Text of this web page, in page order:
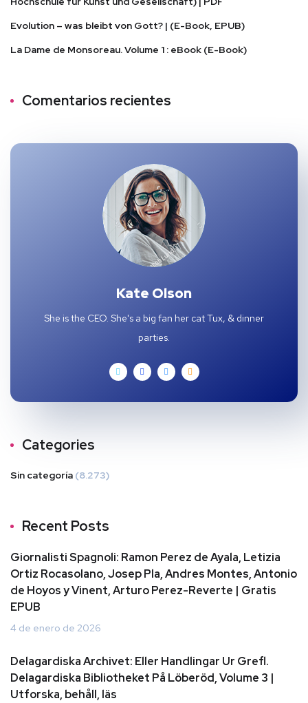
Evolution – was bleibt von Gott? | (E-Book, EPUB)
La Dame de Monsoreau. Volume 1 : eBook (E-Book)
Comentarios recientes
Kate Olson
She is the CEO. She's a big fan her cat Tux, & dinner
parties.
Categories
Sin categoría (8.273)
Recent Posts
Giornalisti Spagnoli: Ramon Perez de Ayala, Letizia
Ortiz Rocasolano, Josep Pla, Andres Montes, Antonio
de Hoyos y Vinent, Arturo Perez-Reverte | Gratis
EPUB
4 de enero de 2026
Delagardiska Archivet: Eller Handlingar Ur Grefl.
Delagardiska Bibliotheket På Löberöd, Volume 3 |
Utforska, behåll, läs